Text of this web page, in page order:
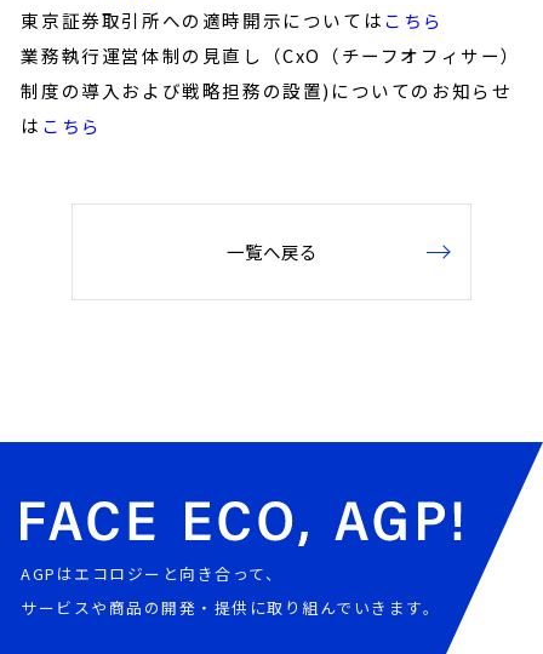
東京証券取引所への適時開示についてはこちら
業務執行運営体制の見直し（CxO（チーフオフィサー）
制度の導入および戦略担務の設置)についてのお知らせ
は こちら
一覧へ戻る
AGPはエコロジーと向き合って、
サービスや商品の開発・提供に取り組んでいきます。